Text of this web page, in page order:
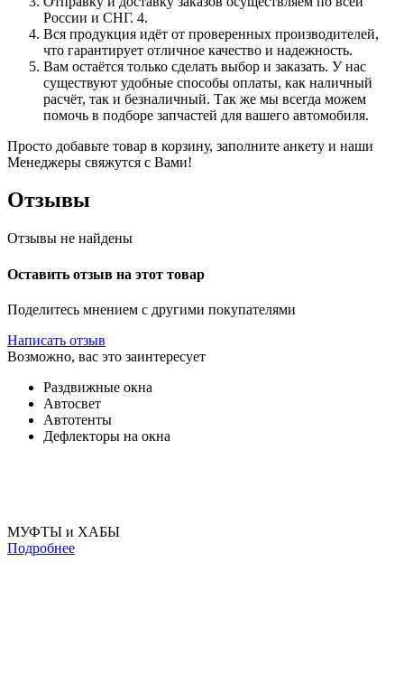
России и СНГ. 4.
Вся продукция идёт от проверенных производителей,
что гарантирует отличное качество и надежность.
Вам остаётся только сделать выбор и заказать. У нас
существуют удобные способы оплаты, как наличный
расчёт, так и безналичный. Так же мы всегда можем
помочь в подборе запчастей для вашего автомобиля.
Просто добавьте товар в корзину, заполните анкету и наши
Менеджеры свяжутся с Вами!
Отзывы
Отзывы не найдены
Оставить отзыв на этот товар
Поделитесь мнением с другими покупателями
Написать отзыв
Возможно, вас это заинтересует
Раздвижные окна
Автосвет
Автотенты
Дефлекторы на окна
МУФТЫ и ХАБЫ
Подробнее